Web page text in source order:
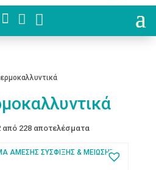
  
από 228 αποτελέσματα